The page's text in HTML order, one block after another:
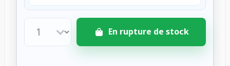
En rupture de stock